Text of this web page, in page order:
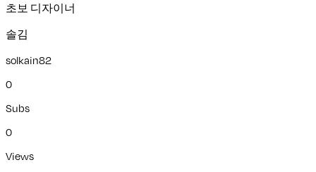
초보 디자이너
솔김
solkain82
0
Subs
0
Views